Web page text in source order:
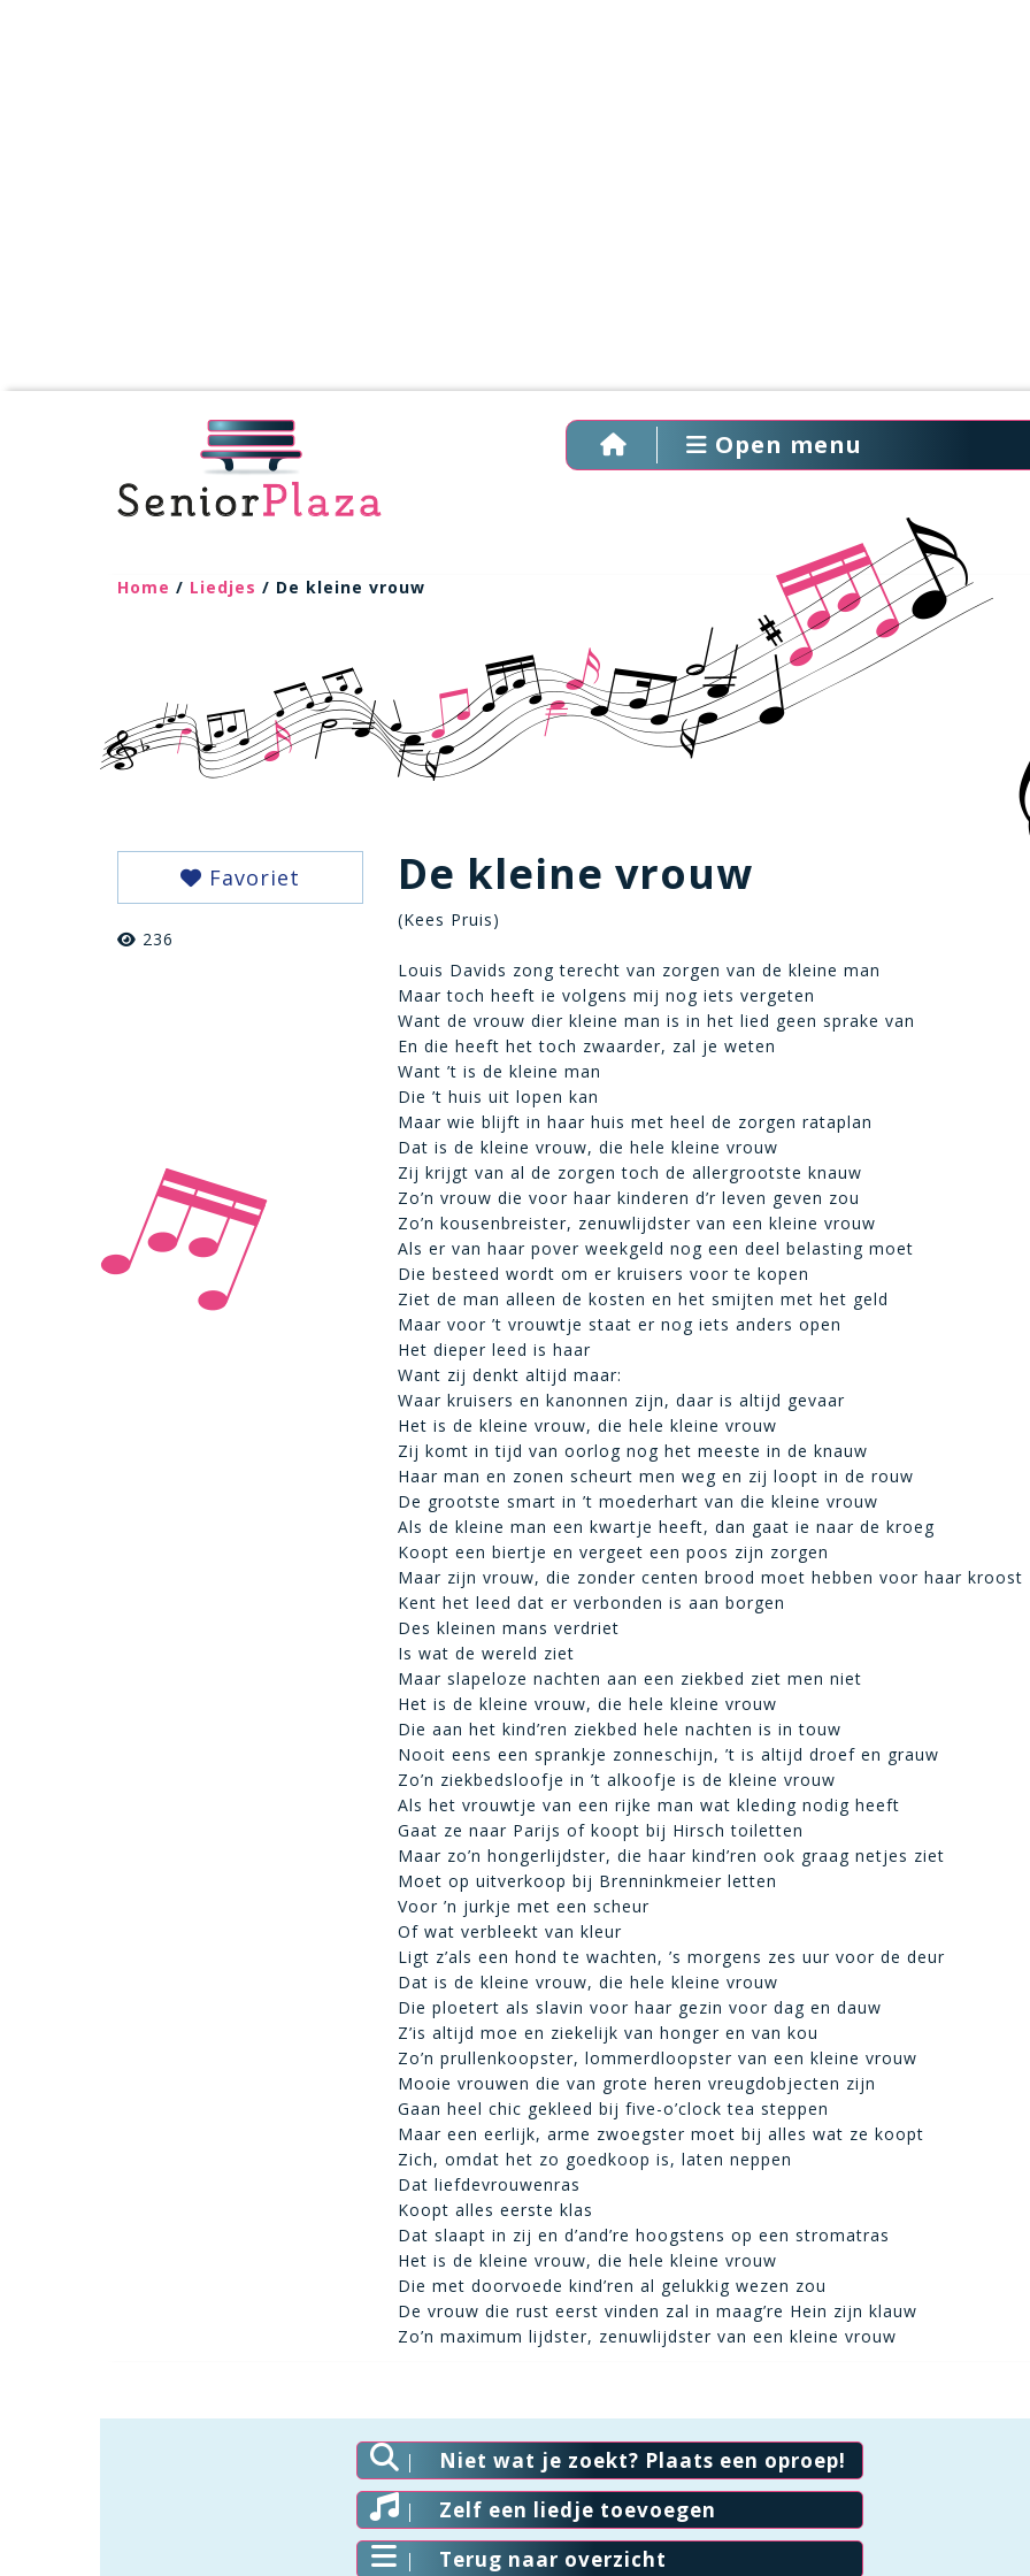
Open menu
Home / Liedjes / De kleine vrouw
Favoriet
236
De kleine vrouw
(Kees Pruis)
Louis Davids zong terecht van zorgen van de kleine man
Maar toch heeft ie volgens mij nog iets vergeten
Want de vrouw dier kleine man is in het lied geen sprake van
En die heeft het toch zwaarder, zal je weten
Want ’t is de kleine man
Die ’t huis uit lopen kan
Maar wie blijft in haar huis met heel de zorgen rataplan
Dat is de kleine vrouw, die hele kleine vrouw
Zij krijgt van al de zorgen toch de allergrootste knauw
Zo’n vrouw die voor haar kinderen d’r leven geven zou
Zo’n kousenbreister, zenuwlijdster van een kleine vrouw
Als er van haar pover weekgeld nog een deel belasting moet
Die besteed wordt om er kruisers voor te kopen
Ziet de man alleen de kosten en het smijten met het geld
Maar voor ’t vrouwtje staat er nog iets anders open
Het dieper leed is haar
Want zij denkt altijd maar:
Waar kruisers en kanonnen zijn, daar is altijd gevaar
Het is de kleine vrouw, die hele kleine vrouw
Zij komt in tijd van oorlog nog het meeste in de knauw
Haar man en zonen scheurt men weg en zij loopt in de rouw
De grootste smart in ’t moederhart van die kleine vrouw
Als de kleine man een kwartje heeft, dan gaat ie naar de kroeg
Koopt een biertje en vergeet een poos zijn zorgen
Maar zijn vrouw, die zonder centen brood moet hebben voor haar kroost
Kent het leed dat er verbonden is aan borgen
Des kleinen mans verdriet
Is wat de wereld ziet
Maar slapeloze nachten aan een ziekbed ziet men niet
Het is de kleine vrouw, die hele kleine vrouw
Die aan het kind’ren ziekbed hele nachten is in touw
Nooit eens een sprankje zonneschijn, ’t is altijd droef en grauw
Zo’n ziekbedsloofje in ’t alkoofje is de kleine vrouw
Als het vrouwtje van een rijke man wat kleding nodig heeft
Gaat ze naar Parijs of koopt bij Hirsch toiletten
Maar zo’n hongerlijdster, die haar kind’ren ook graag netjes ziet
Moet op uitverkoop bij Brenninkmeier letten
Voor ’n jurkje met een scheur
Of wat verbleekt van kleur
Ligt z’als een hond te wachten, ’s morgens zes uur voor de deur
Dat is de kleine vrouw, die hele kleine vrouw
Die ploetert als slavin voor haar gezin voor dag en dauw
Z’is altijd moe en ziekelijk van honger en van kou
Zo’n prullenkoopster, lommerdloopster van een kleine vrouw
Mooie vrouwen die van grote heren vreugdobjecten zijn
Gaan heel chic gekleed bij five-o’clock tea steppen
Maar een eerlijk, arme zwoegster moet bij alles wat ze koopt
Zich, omdat het zo goedkoop is, laten neppen
Dat liefdevrouwenras
Koopt alles eerste klas
Dat slaapt in zij en d’and’re hoogstens op een stromatras
Het is de kleine vrouw, die hele kleine vrouw
Die met doorvoede kind’ren al gelukkig wezen zou
De vrouw die rust eerst vinden zal in maag’re Hein zijn klauw
Zo’n maximum lijdster, zenuwlijdster van een kleine vrouw
Niet wat je zoekt? Plaats een oproep!
Zelf een liedje toevoegen
Terug naar overzicht